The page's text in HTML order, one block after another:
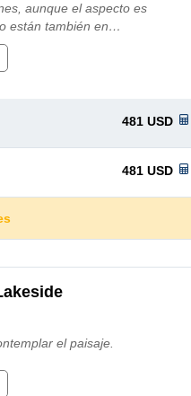
aunque el aspecto es
están también en…
481 USD
481 USD
el paisaje.